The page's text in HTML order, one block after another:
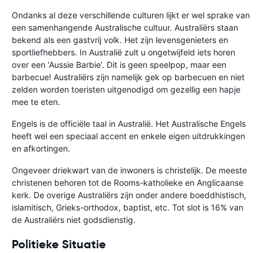
Ondanks al deze verschillende culturen lijkt er wel sprake van
een samenhangende Australische cultuur. Australiërs staan
bekend als een gastvrij volk. Het zijn levensgenieters en
sportliefhebbers. In Australië zult u ongetwijfeld iets horen
over een ‘Aussie Barbie’. Dit is geen speelpop, maar een
barbecue! Australiërs zijn namelijk gek op barbecuen en niet
zelden worden toeristen uitgenodigd om gezellig een hapje
mee te eten.
Engels is de officiële taal in Australië. Het Australische Engels
heeft wel een speciaal accent en enkele eigen uitdrukkingen
en afkortingen.
Ongeveer driekwart van de inwoners is christelijk. De meeste
christenen behoren tot de Rooms-katholieke en Anglicaanse
kerk. De overige Australiërs zijn onder andere boeddhistisch,
islamitisch, Grieks-orthodox, baptist, etc. Tot slot is 16% van
de Australiërs niet godsdienstig.
Politieke Situatie